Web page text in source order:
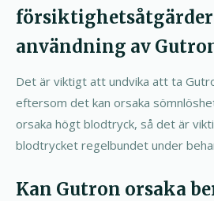
användning av
Det är viktigt att undvika att ta
eftersom det kan orsaka
orsaka högt blodtryck, så det är
blodtrycket regelbundet under
Kan Gutron orsaka